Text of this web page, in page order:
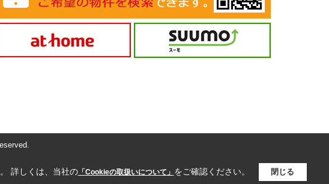
詳しくは、当社の「Cookieの取扱いについて」 をご確認ください。 閉じる